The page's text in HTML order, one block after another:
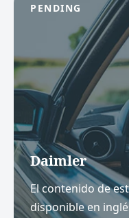
PENDING
Daimler
El contenido de
disponible en